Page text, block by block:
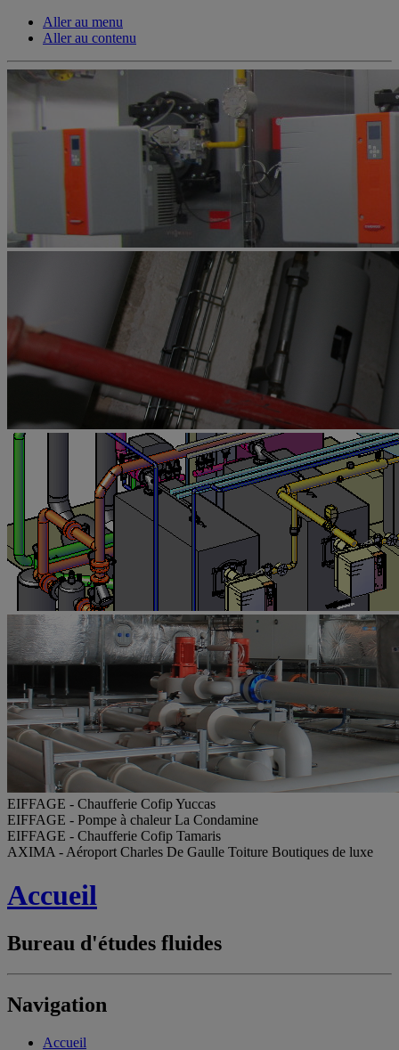
Aller au menu
Aller au contenu
EIFFAGE - Chaufferie Cofip Yuccas
EIFFAGE - Pompe à chaleur La Condamine
EIFFAGE - Chaufferie Cofip Tamaris
AXIMA - Aéroport Charles De Gaulle Toiture Boutiques de luxe
Accueil
Bureau d'études fluides
Navigation
Accueil